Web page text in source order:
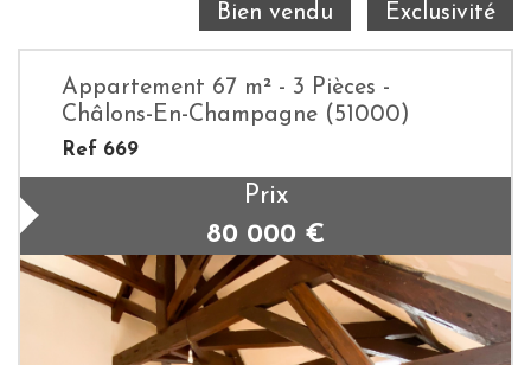
Bien vendu Exclusivité
Appartement 67 m² - 3 Pièces -
Châlons-En-Champagne (51000)
Ref 669
Prix
80 000 €